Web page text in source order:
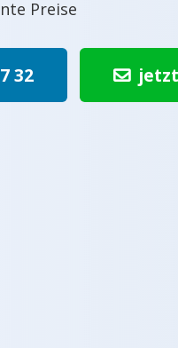
Preise
32